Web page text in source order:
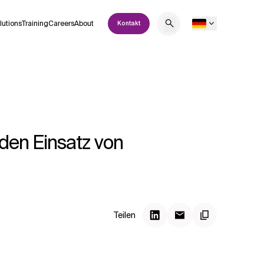
TrainingCareersAbout Kontakt
Einsatz von
Teilen